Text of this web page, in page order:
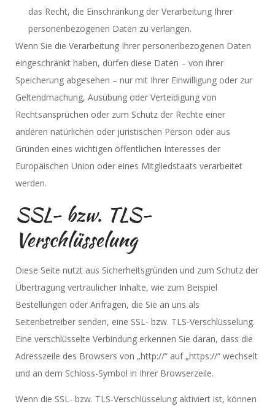
das Recht, die Einschränkung der Verarbeitung Ihrer
personenbezogenen Daten zu verlangen.
Wenn Sie die Verarbeitung Ihrer personenbezogenen Daten
eingeschränkt haben, dürfen diese Daten – von ihrer
Speicherung abgesehen – nur mit Ihrer Einwilligung oder zur
Geltendmachung, Ausübung oder Verteidigung von
Rechtsansprüchen oder zum Schutz der Rechte einer
anderen natürlichen oder juristischen Person oder aus
Gründen eines wichtigen öffentlichen Interesses der
Europäischen Union oder eines Mitgliedstaats verarbeitet
werden.
SSL- bzw. TLS-
Verschlüsselung
Diese Seite nutzt aus Sicherheitsgründen und zum Schutz der
Übertragung vertraulicher Inhalte, wie zum Beispiel
Bestellungen oder Anfragen, die Sie an uns als
Seitenbetreiber senden, eine SSL- bzw. TLS-Verschlüsselung.
Eine verschlüsselte Verbindung erkennen Sie daran, dass die
Adresszeile des Browsers von „http://“ auf „https://“ wechselt
und an dem Schloss-Symbol in Ihrer Browserzeile.
Wenn die SSL- bzw. TLS-Verschlüsselung aktiviert ist, können